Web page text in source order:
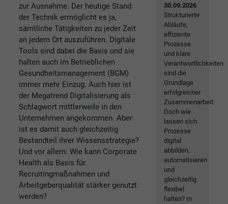
zur Ausnahme. Der heutige Stand
der Technik ermöglicht es ja,
sämtliche Tätigkeiten zu jeder Zeit
an jedem Ort auszuführen. Digitale
Tools sind dabei die Basis und sie
halten auch im Betrieblichen
Gesundheitsmanagement (BGM)
immer mehr Einzug. Auch hier ist
der Megatrend Digitalisierung als
Schlagwort mittlerweile in den
Unternehmen angekommen. Aber
ist es damit auch gleichzeitig
Bestandteil ihrer Wissensstrategie?
Und vor allem: Wie kann Corporate
Health als Basis für
Recruitingmaßnahmen und
Arbeitgeberqualität stärker genutzt
werden?
30.09.2026
Strukturierte
Abläufe,
effiziente
Prozesse
und klare
Verantwortlichkeiten
sind die
Grundlage
erfolgreicher
Zusammenarbeit.
Doch wie
lassen sich
Prozesse
digital
abbilden,
automatisieren
und
gleichzeitig
flexibel
halten? In